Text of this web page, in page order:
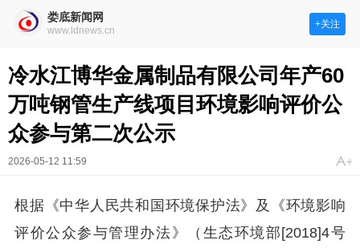
娄底新闻网
www.ldnews.cn
+关注
冷水江博华金属制品有限公司年产60
万吨钢管生产线项目环境影响评价公
众参与第二次公示
2026-05-12 11:59
根据《中华人民共和国环境保护法》及《环境影响
评价公众参与管理办法》（生态环境部[2018]4号